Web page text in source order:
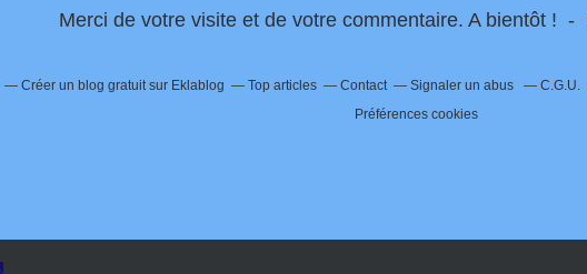
Merci de votre visite et de votre commentaire. A bientôt ! -
Créer un blog gratuit sur Eklablog Top articles Contact Signaler un abus C.G.U.
Préférences cookies